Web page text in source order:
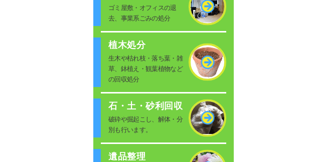
ゴミ屋敷・オフィスの退
去、事業系ごみの処分
植木処分
生木や枯れ枝・落ち葉・雑
草、鉢植え・観葉植物など
の回収処分
石・土・砂利回収
破砕や掘起こし、解体・分
別も行います。
遺品整理